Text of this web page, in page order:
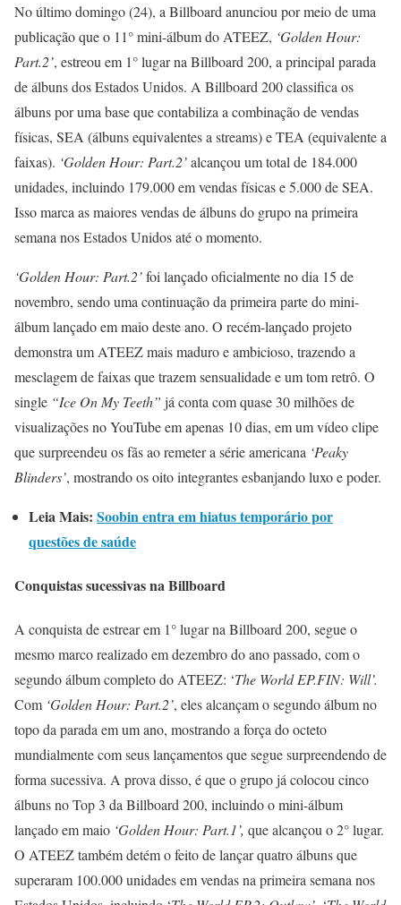
No último domingo (24), a Billboard anunciou por meio de uma
publicação que o 11° mini-álbum do ATEEZ, ‘Golden Hour:
Part.2’, estreou em 1° lugar na Billboard 200, a principal parada
de álbuns dos Estados Unidos. A Billboard 200 classifica os
álbuns por uma base que contabiliza a combinação de vendas
físicas, SEA (álbuns equivalentes a streams) e TEA (equivalente a
faixas). ‘Golden Hour: Part.2’alcançou um total de 184.000
unidades, incluindo 179.000 em vendas físicas e 5.000 de SEA.
Isso marca as maiores vendas de álbuns do grupo na primeira
semana nos Estados Unidos até o momento.
‘Golden Hour: Part.2’foi lançado oficialmente no dia 15 de
novembro, sendo uma continuação da primeira parte do mini-
álbum lançado em maio deste ano. O recém-lançado projeto
demonstra um ATEEZ mais maduro e ambicioso, trazendo a
mesclagem de faixas que trazem sensualidade e um tom retrô. O
single “Ice On My Teeth” já conta com quase 30 milhões de
visualizações no YouTube em apenas 10 dias, em um vídeo clipe
que surpreendeu os fãs ao remeter a série americana ‘Peaky
Blinders’, mostrando os oito integrantes esbanjando luxo e poder.
Leia Mais: Soobin entra em hiatus temporário por
questões de saúde
Conquistas sucessivas na Billboard
A conquista de estrear em 1° lugar na Billboard 200, segue o
mesmo marco realizado em dezembro do ano passado, com o
segundo álbum completo do ATEEZ: ‘The World EP.FIN: Will’.
Com ‘Golden Hour: Part.2’, eles alcançam o segundo álbum no
topo da parada em um ano, mostrando a força do octeto
mundialmente com seus lançamentos que segue surpreendendo de
forma sucessiva. A prova disso, é que o grupo já colocou cinco
álbuns no Top 3 da Billboard 200, incluindo o mini-álbum
lançado em maio ‘Golden Hour: Part.1’, que alcançou o 2° lugar.
O ATEEZ também detém o feito de lançar quatro álbuns que
superaram 100.000 unidades em vendas na primeira semana nos